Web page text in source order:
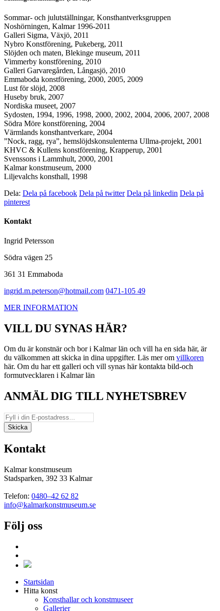
Sommar- och julutställningar, Konsthantverksgruppen
Noshörningen, Kalmar 1996-2011
Galleri Sigma, Växjö, 2011
Nybro Konstförening, Pukeberg, 2011
Slöjden och maten, Blekinge museum, 2011
Vimmerby konstförening, 2010
Galleri Garvaregården, Långasjö, 2010
Emmaboda konstförening, 2000, 2005, 2009
Lust för slöjd, 2008
Huseby bruk, 2007
Nordiska museet, 2007
Sydosten, 1994, 1996, 1998, 2000, 2002, 2004, 2006, 2007, 2008
Södra Möre konstförening, 2004
Värmlands konsthantverkare, 2004
”Nock, ragg, rya”, hemslöjdskonsulenterna Ullma-projekt, 2001
KHVC & Kullens konstförening, Krapperup, 2001
Svenssons i Lammhult, 2000, 2001
Kalmar konstmuseum, 2000
Liljevalchs konsthall, 1998
Dela: Dela på facebook Dela på twitter Dela på linkedin Dela på
pinterest
Kontakt
Ingrid Petersson
Södra vägen 25
361 31 Emmaboda
ingrid.m.peterson@hotmail.com 0471-105 49
MER INFORMATION
VILL DU SYNAS HÄR?
Om du är konstnär och bor i Kalmar län och vill ha en sida här, är
du välkommen att skicka in dina uppgifter. Läs mer om villkoren
här. Om du har ett galleri och vill synas här kontakta bild-och
formutvecklaren i Kalmar län
ANMÄL DIG TILL NYHETSBREV
Kontakt
Kalmar konstmuseum
Stadsparken, 392 33 Kalmar
Telefon: 0480–42 62 82
info@kalmarkonstmuseum.se
Följ oss
Startsidan
Hitta konst
Konsthallar och konstmuseer
Gallerier